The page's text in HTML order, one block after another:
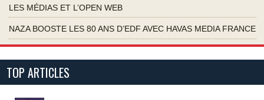
LES MÉDIAS ET L’OPEN WEB
NAZA BOOSTE LES 80 ANS D’EDF AVEC HAVAS MEDIA FRANCE
TOP ARTICLES